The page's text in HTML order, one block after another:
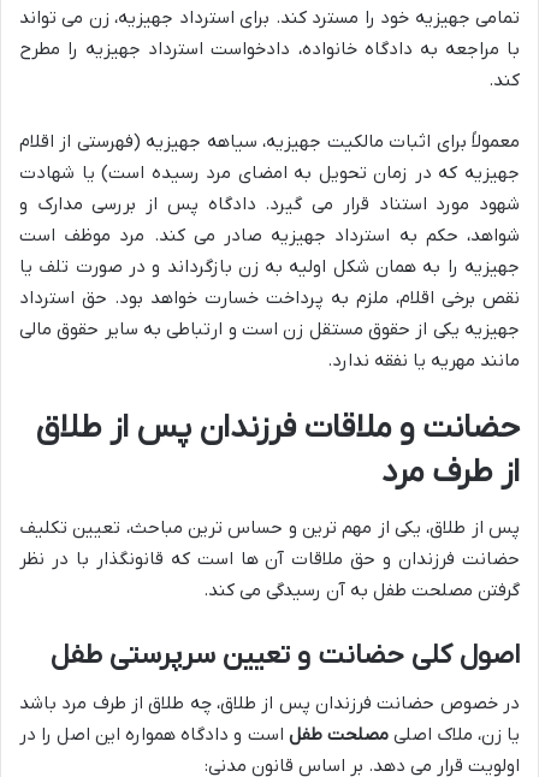
تمامی جهیزیه خود را مسترد کند. برای استرداد جهیزیه، زن می تواند
با مراجعه به دادگاه خانواده، دادخواست استرداد جهیزیه را مطرح
کند.
معمولاً برای اثبات مالکیت جهیزیه، سیاهه جهیزیه (فهرستی از اقلام
جهیزیه که در زمان تحویل به امضای مرد رسیده است) یا شهادت
شهود مورد استناد قرار می گیرد. دادگاه پس از بررسی مدارک و
شواهد، حکم به استرداد جهیزیه صادر می کند. مرد موظف است
جهیزیه را به همان شکل اولیه به زن بازگرداند و در صورت تلف یا
نقص برخی اقلام، ملزم به پرداخت خسارت خواهد بود. حق استرداد
جهیزیه یکی از حقوق مستقل زن است و ارتباطی به سایر حقوق مالی
مانند مهریه یا نفقه ندارد.
حضانت و ملاقات فرزندان پس از طلاق
از طرف مرد
پس از طلاق، یکی از مهم ترین و حساس ترین مباحث، تعیین تکلیف
حضانت فرزندان و حق ملاقات آن ها است که قانونگذار با در نظر
گرفتن مصلحت طفل به آن رسیدگی می کند.
اصول کلی حضانت و تعیین سرپرستی طفل
در خصوص حضانت فرزندان پس از طلاق، چه طلاق از طرف مرد باشد
یا زن، ملاک اصلیمصلحت طفل است و دادگاه همواره این اصل را در
اولویت قرار می دهد. بر اساس قانون مدنی: